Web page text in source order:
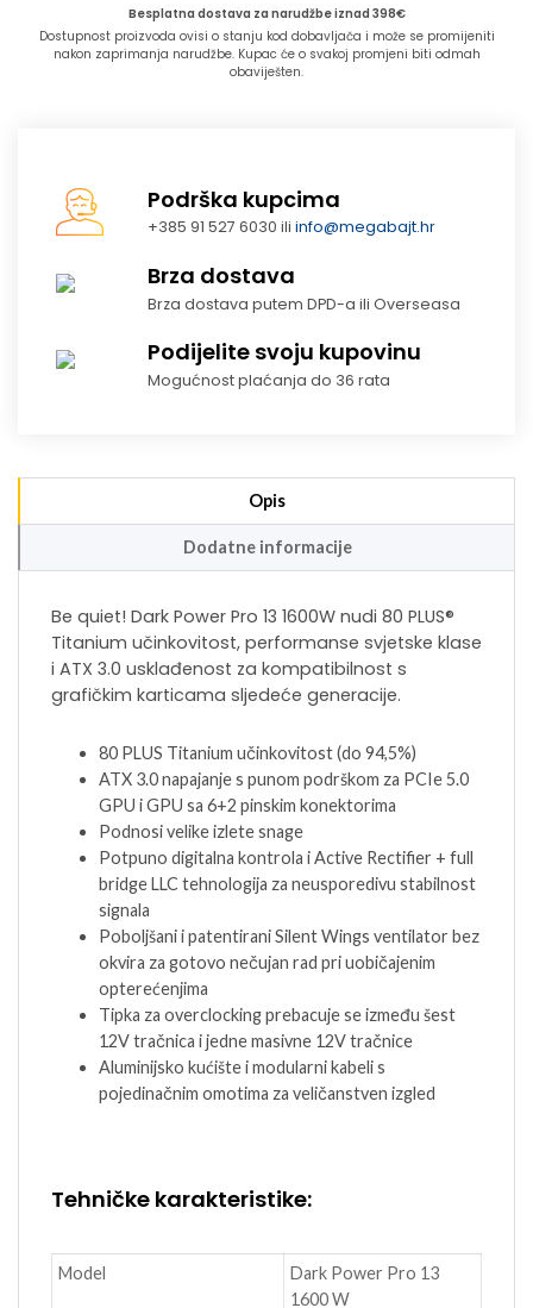
Besplatna dostava za narudžbe iznad 398€
Dostupnost proizvoda ovisi o stanju kod dobavljača i može se promijeniti
nakon zaprimanja narudžbe. Kupac će o svakoj promjeni biti odmah
obaviješten.
Podrška kupcima
+385 91 527 6030 iliinfo@megabajt.hr
Brza dostava
Brza dostava putem DPD-a ili Overseasa
Podijelite svoju kupovinu
Mogućnost plaćanja do 36 rata
Opis
Dodatne informacije
Be quiet! Dark Power Pro 13 1600W nudi 80 PLUS®
Titanium učinkovitost, performanse svjetske klase
i ATX 3.0 usklađenost za kompatibilnost s
grafičkim karticama sljedeće generacije.
80 PLUS Titanium učinkovitost (do 94,5%)
ATX 3.0 napajanje s punom podrškom za PCIe 5.0
GPU i GPU sa 6+2 pinskim konektorima
Podnosi velike izlete snage
Potpuno digitalna kontrola i Active Rectifier + full
bridge LLC tehnologija za neusporedivu stabilnost
signala
Poboljšani i patentirani Silent Wings ventilator bez
okvira za gotovo nečujan rad pri uobičajenim
opterećenjima
Tipka za overclocking prebacuje se između šest
12V tračnica i jedne masivne 12V tračnice
Aluminijsko kućište i modularni kabeli s
pojedinačnim omotima za veličanstven izgled
Tehničke karakteristike:
Model
Dark Power Pro 13
1600 W